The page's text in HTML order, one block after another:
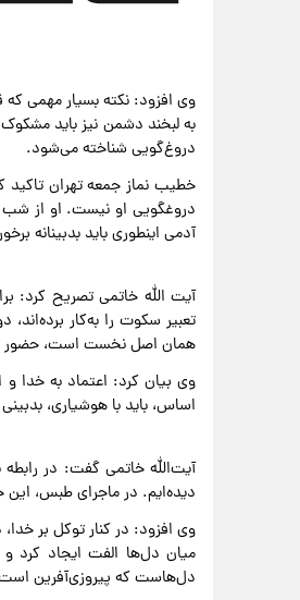
وی افزود: نکته بسیار مهمی که
به لبخند دشمن نیز باید مشکوک
دروغ‌گویی شناخته می‌شود.
خطیب نماز جمعه تهران
آدمی اینطوری باید بدبینانه
آیت الله خاتمی تصریح کرد:
تعبیر سکوت را به‌کار
همان اصل نخست است، حضور
وی بیان کرد: اعتماد به خدا
اساس، باید با هوشیاری،
دیده‌ایم. در ماجرای طبس، این
وی افزود: در کنار توکل بر
میان دل‌ها الفت ایجاد کرد
دل‌هاست که پیروزی‌آفرین